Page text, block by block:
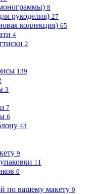
8
рукоделия) 27
коллекция) 65
4
2
139
3
7
6
43
9
11
0
по вашему макету 9